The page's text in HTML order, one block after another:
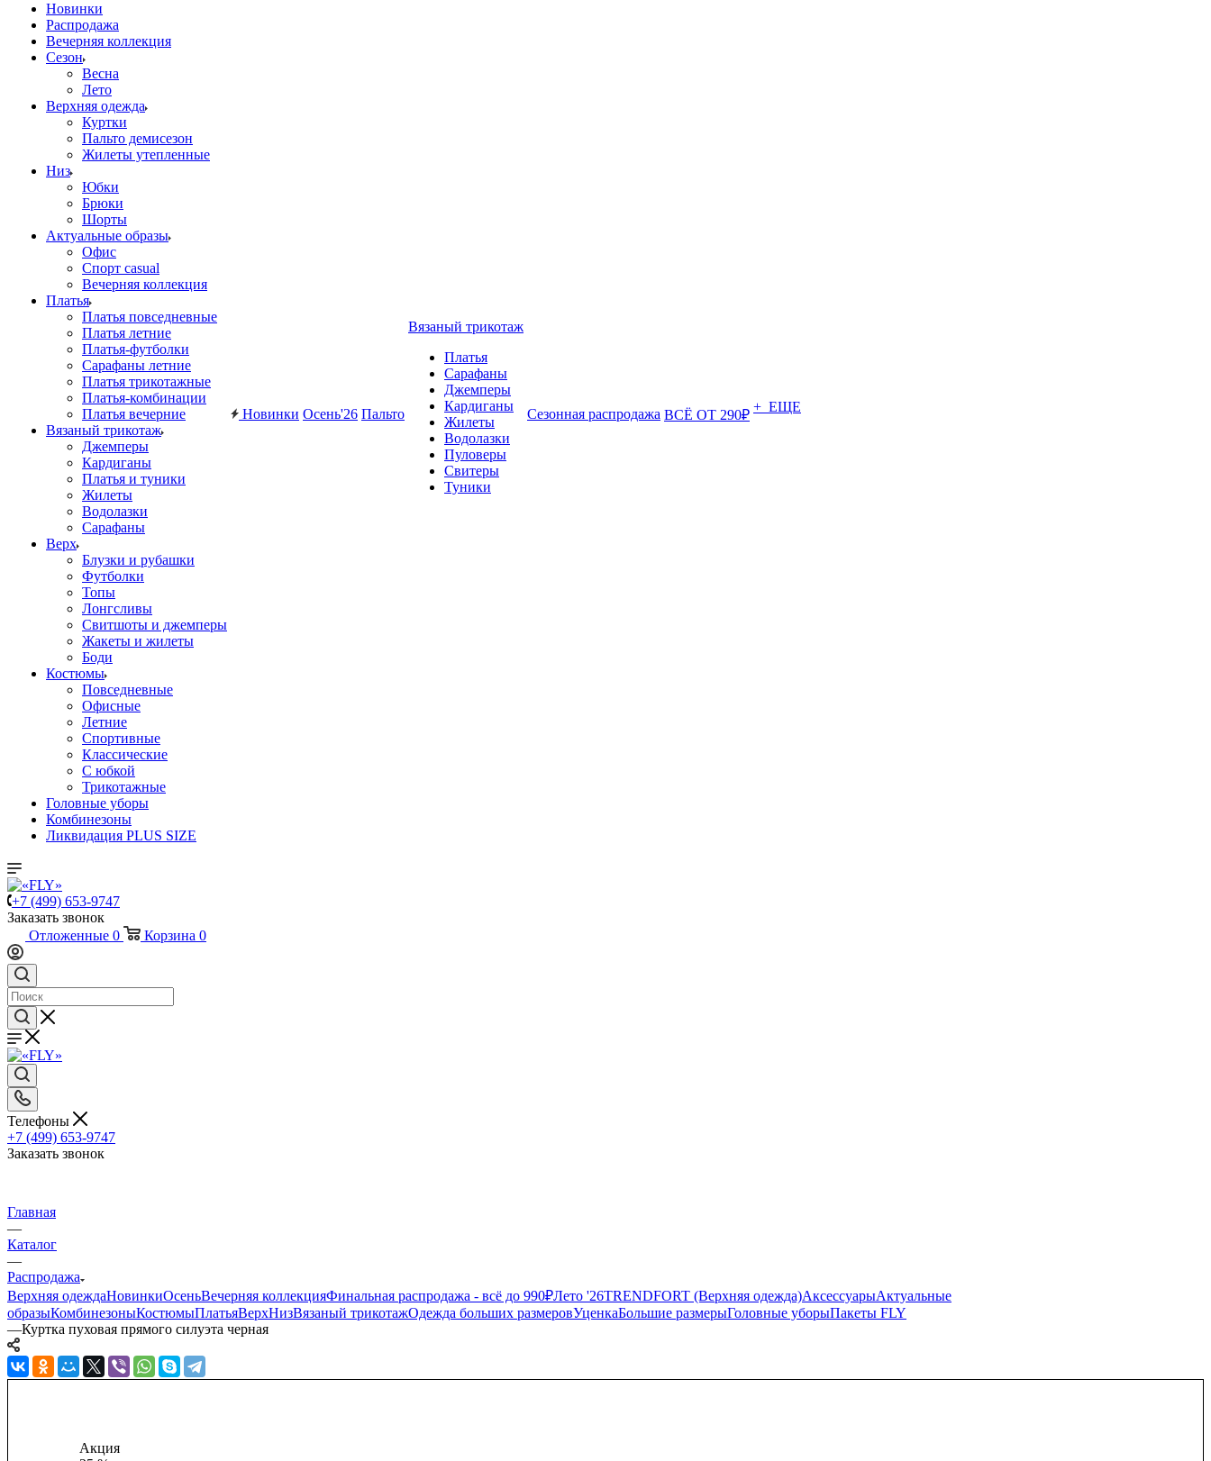
Новинки
Распродажа
Вечерняя коллекция
Сезон
Весна
Лето
Верхняя одежда
Куртки
Пальто демисезон
Жилеты утепленные
Низ
Юбки
Брюки
Шорты
Актуальные образы
Офис
Спорт casual
Вечерняя коллекция
Платья
Платья повседневные
Платья летние
Платья-футболки
Сарафаны летние
Платья трикотажные
Платья-комбинации
Платья вечерние
Вязаный трикотаж
Джемперы
Кардиганы
Платья и туники
Жилеты
Водолазки
Сарафаны
Верх
Блузки и рубашки
Футболки
Топы
Лонгсливы
Свитшоты и джемперы
Жакеты и жилеты
Боди
Костюмы
Повседневные
Офисные
Летние
Спортивные
Классические
С юбкой
Трикотажные
Головные уборы
Комбинезоны
Ликвидация PLUS SIZE
Новинки Осень'26 Пальто
Вязаный трикотаж
Платья
Сарафаны
Джемперы
Кардиганы
Жилеты
Водолазки
Пуловеры
Свитеры
Туники
Сезонная распродажа ВСЁ ОТ 290₽
+ ЕЩЕ
+7 (499) 653-9747
Заказать звонок
Отложенные 0 Корзина 0
Телефоны
+7 (499) 653-9747
Заказать звонок
Главная
—
Каталог
—
Распродажа
Верхняя одеждаНовинкиОсеньВечерняя коллекцияФинальная распродажа - всё до 990₽Лето '26TRENDFORT (Верхняя одежда)АксессуарыАктуальные
образыКомбинезоныКостюмыПлатьяВерхНизВязаный трикотажОдежда больших размеровУценкаБольшие размерыГоловные уборыПакеты FLY
—Куртка пуховая прямого силуэта черная
Акция